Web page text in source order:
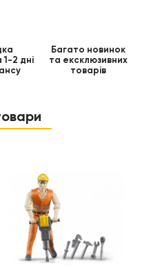
2 дні
Багато новинок
та ексклюзивних
товарів